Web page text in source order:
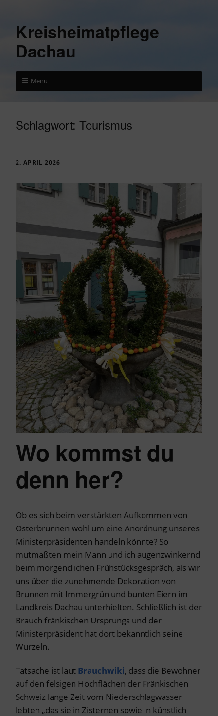
Kreisheimatpflege
Dachau
Menü
Schlagwort: Tourismus
2. APRIL 2026
Wo kommst du
denn her?
Ob es sich beim verstärkten Aufkommen von
Osterbrunnen wohl um eine Anordnung unseres
Ministerpräsidenten handeln könnte? So
mutmaßten mein Mann und ich augenzwinkernd
beim morgendlichen Frühstücksgespräch, als wir
uns über die zunehmende Dekoration von
Brunnen mit Immergrün und bunten Eiern im
Landkreis Dachau unterhielten. Schließlich ist der
Brauch fränkischen Ursprungs und der
Ministerpräsident hat dort bekanntlich seine
Wurzeln.
Tatsache ist laut Brauchwiki, dass die Bewohner
auf den felsigen Hochflächen der Fränkischen
Schweiz lange Zeit vom Niederschlagwasser
lebten „das sie in Zisternen sowie in künstlich